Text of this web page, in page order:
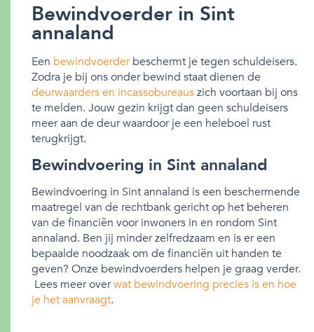
Bewindvoerder in Sint
annaland
Een bewindvoerderbeschermt je tegen schuldeisers.
Zodra je bij ons onder bewind staat dienen de
deurwaarders en incassobureauszich voortaan bij ons
te melden. Jouw gezin krijgt dan geen schuldeisers
meer aan de deur waardoor je een heleboel rust
terugkrijgt.
Bewindvoering in Sint annaland
Bewindvoering in Sint annaland is een beschermende
maatregel van de rechtbank gericht op het beheren
van de financiën voor inwoners in en rondom Sint
annaland. Ben jij minder zelfredzaam en is er een
bepaalde noodzaak om de financiën uit handen te
geven? Onze bewindvoerders helpen je graag verder.
Lees meer overwat bewindvoering precies is en hoe
je het aanvraagt.